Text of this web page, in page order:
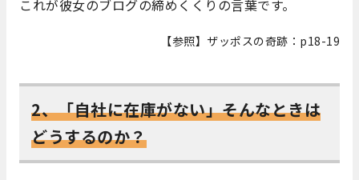
これが彼女のブログの締めくくりの言葉です。
【参照】ザッポスの奇跡：p18-19
2、「自社に在庫がない」そんなときは
どうするのか？